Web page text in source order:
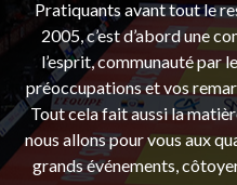
Pratiquants avant tout le
2005, c’est d’abord une
l’esprit, communauté par
préoccupations et vos
Tout cela fait aussi la
nous allons pour vous aux
grands événements,